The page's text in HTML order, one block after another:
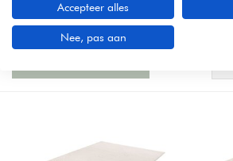
Polypropyleen vloerkleden bij
artikelen)
Accepteer alles
Nee, pas aan